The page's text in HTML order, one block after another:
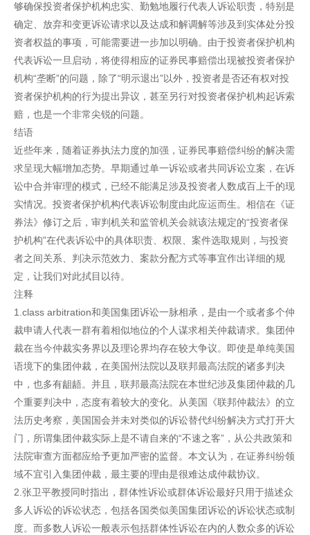
够确保投资者保护机构忠实、勤勉地履行代表人诉讼职责，特别是
确定、放弃和变更诉讼请求以及达成和解调解等涉及到实体处分投
资者权益的事项，可能需要进一步加以明确。由于投资者保护机构
代表诉讼一旦启动，将使得相应的证券民事赔偿出现被投资者保护
机构“垄断”的问题，除了“明示退出”以外，投资者是否还有权对投
资者保护机构的行为提出异议，甚至另行对投资者保护机构起诉索
赔，也是一个非常尖锐的问题。
结语
近些年来，随着证券执法力度的加强，证券民事赔偿纠纷的解决需
求呈现大幅增加态势。早期通过单一诉讼或者共同诉讼立案，在诉
讼中合并审理的模式，已经不能满足涉及投资者人数成百上千的现
实情况。投资者保护机构代表诉讼制度由此应运而生。相信在《证
券法》修订之后，审判机关和监管机关会就该法规定的“投资者保
护机构”在代表诉讼中的具体职责、权限、案件选取规则，与投资
者之间关系、判决示范效力、案款分配方式等事宜作出详细的规
定，让我们对此拭目以待。
注释
1.class arbitration和美国集团诉讼一脉相承，是由一个或者多个仲
裁申请人代表一群有着相似地位的个人谋求相关仲裁请求。集团仲
裁在当今仲裁实务界以及理论界均存在较大争议。即使是单纯美国
语境下的集团仲裁，在美国州法院以及联邦最高法院的诸多判决
中，也多有龃龉。并且，联邦最高法院在本世纪涉及集团仲裁的几
个重要判决中，态度有着较大的变化。从美国《联邦仲裁法》的立
法历史考察，美国国会并未对类似的诉讼替代纠纷解决方式打开大
门，所谓集团仲裁实际上是不请自来的“不速之客”，从公共政策和
法院审查方面都应给予更加严密的监督。本文认为，在证券纠纷领
域不宜引入集团仲裁，最主要的理由是很难达成仲裁协议。
2.张卫平教授同时指出，群体性诉讼或群体诉讼最好只用于描述众
多人诉讼的诉讼状态，包括各国类似美国集团诉讼的诉讼状态或制
度。而多数人诉讼一般表示包括群体性诉讼在内的人数众多的诉讼